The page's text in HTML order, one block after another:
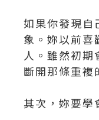
如果你發現自
象。妳以前喜
人。雖然初
斷開那條重複
其次，妳要學